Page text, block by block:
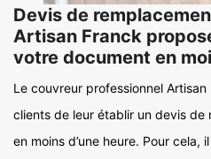
Devis de
Artisan Franck
votre document en
Le couvreur professionnel
clients de leur établir un devis
en moins d’une heure. Pour cela,